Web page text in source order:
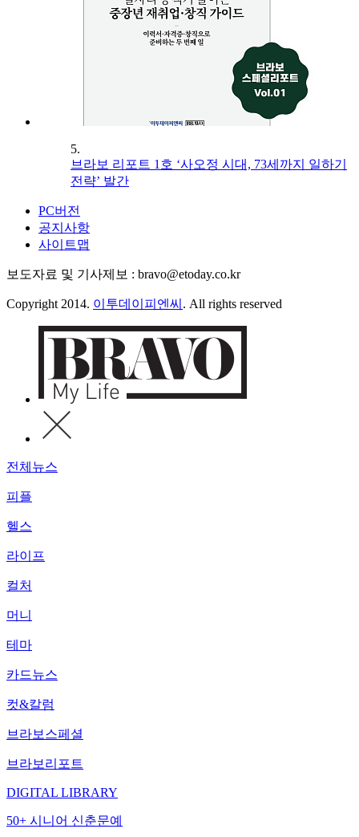
5.
브라보 리포트 1호 ‘사오정 시대, 73세까지 일하기
전략’ 발간
PC버전
공지사항
사이트맵
보도자료 및 기사제보 : bravo@etoday.co.kr
Copyright 2014. 이투데이피엔씨 . All rights reserved
전체뉴스
피플
헬스
라이프
컬처
머니
테마
카드뉴스
컷&칼럼
브라보스페셜
브라보리포트
DIGITAL LIBRARY
50+ 시니어 신춘문예